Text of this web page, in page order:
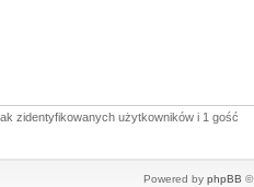
zidentyfikowanych użytkowników i 1 gość
Powered by phpBB ©